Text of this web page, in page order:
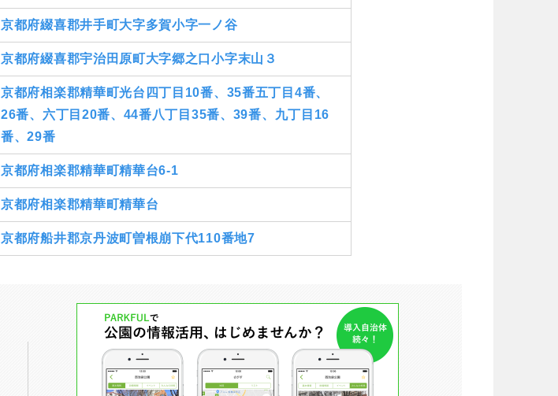
京都府綴喜郡井手町大字多賀小字一ノ谷
京都府綴喜郡宇治田原町大字郷之口小字末山３
京都府相楽郡精華町光台四丁目10番、35番五丁目4番、
26番、六丁目20番、44番八丁目35番、39番、九丁目16
番、29番
京都府相楽郡精華町精華台6-1
京都府相楽郡精華町精華台
京都府船井郡京丹波町曽根崩下代110番地7